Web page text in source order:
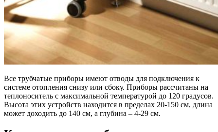
Все трубчатые приборы имеют отводы для подключения к
системе отопления снизу или сбоку. Приборы рассчитаны на
теплоноситель с максимальной температурой до 120 градусов.
Высота этих устройств находится в пределах 20-150 см, длина
может доходить до 140 см, а глубина – 4-29 см.